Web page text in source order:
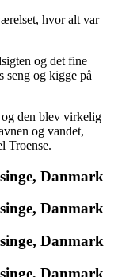
hvor alt var
og det fine
seng og kigge på
den blev virkelig
og vandet,
Troense.